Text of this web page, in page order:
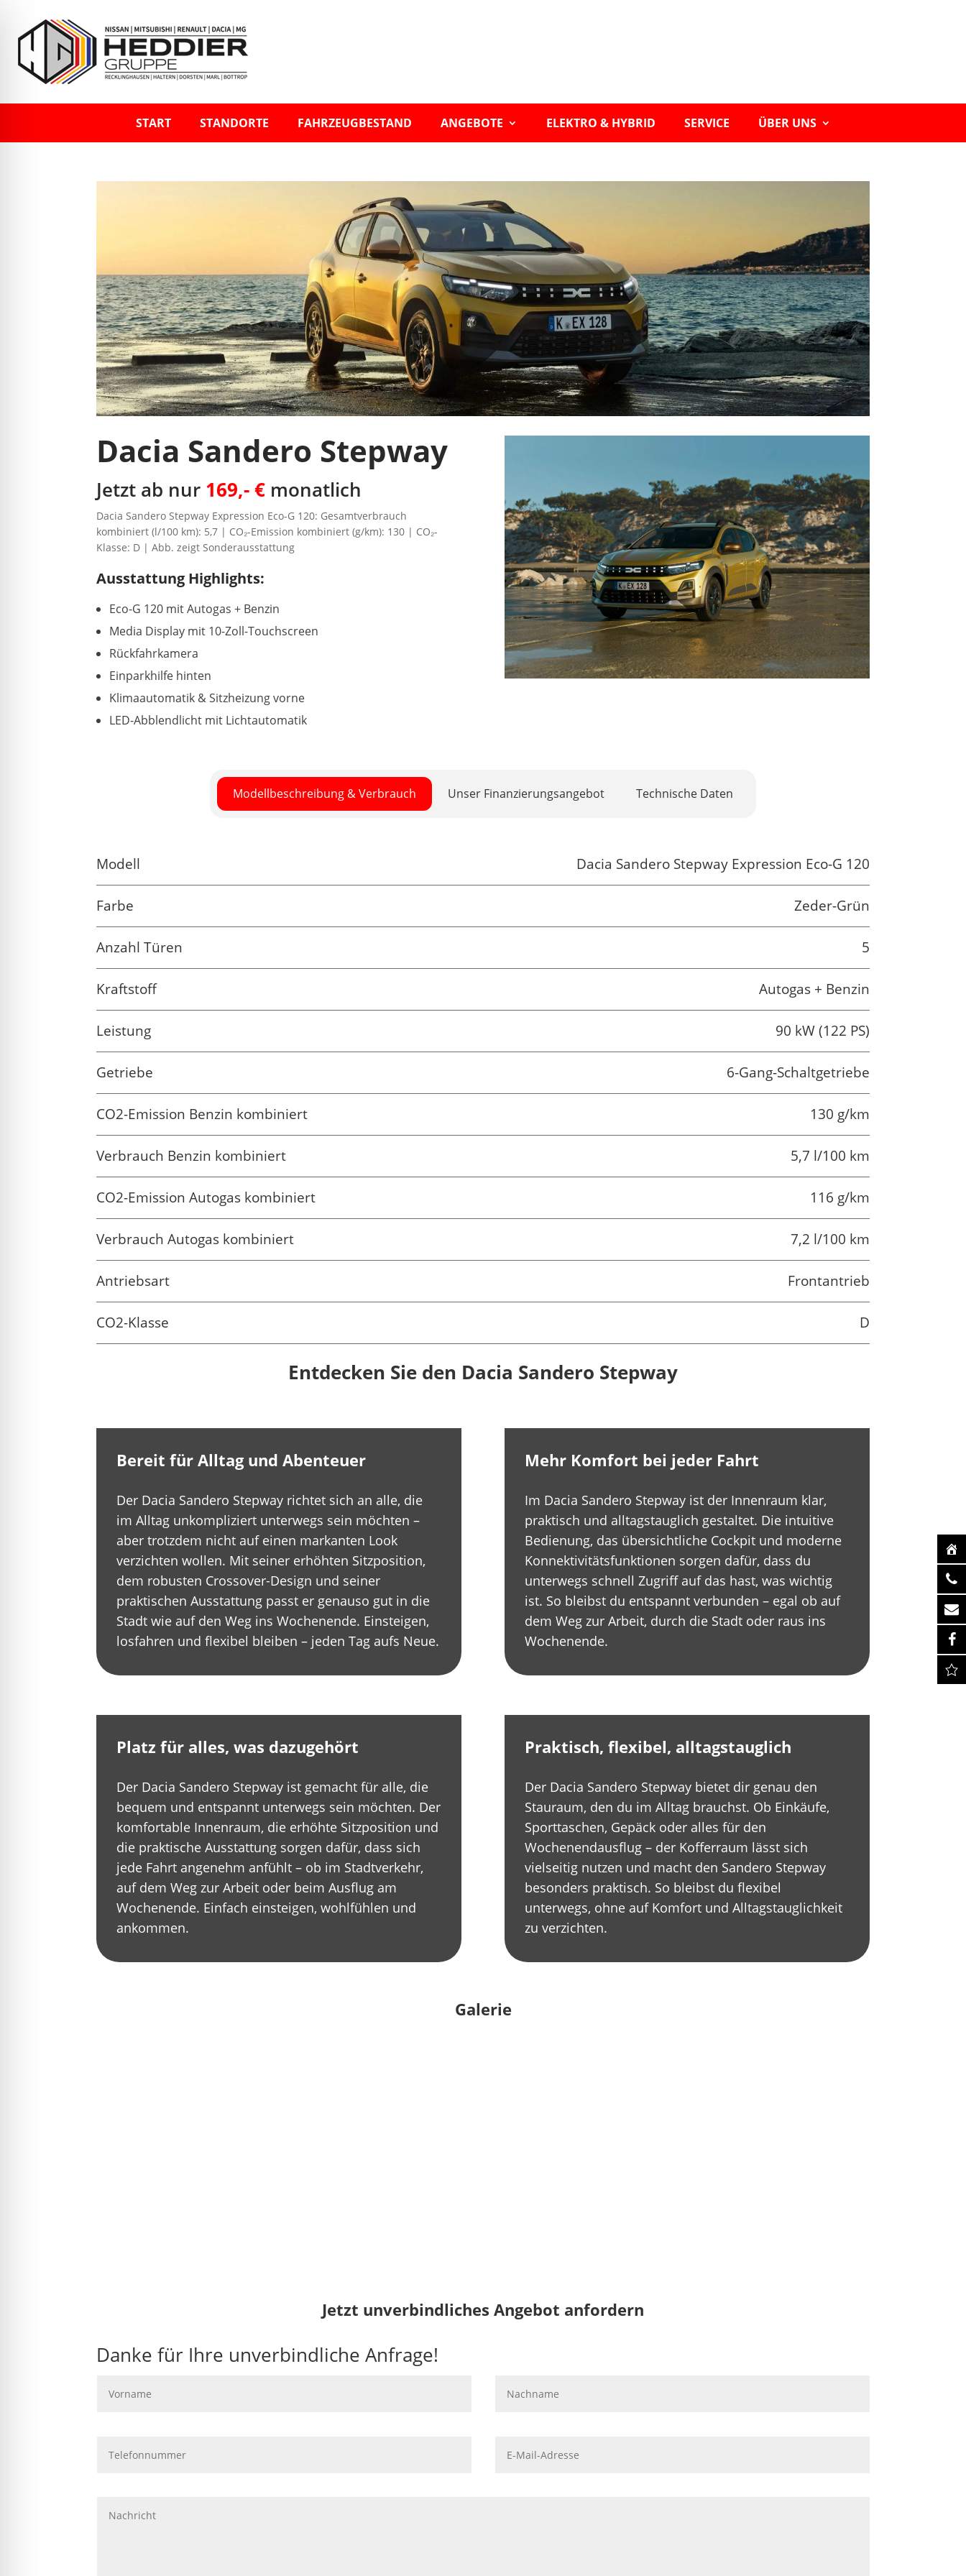
START STANDORTE FAHRZEUGBESTAND ANGEBOTE ELEKTRO & HYBRID SERVICE ÜBER UNS
Dacia Sandero Stepway
Jetzt ab nur 169,- € monatlich
Dacia Sandero Stepway Expression Eco-G 120: Gesamtverbrauch
kombiniert (l/100 km): 5,7 | CO₂-Emission kombiniert (g/km): 130 | CO₂-
Klasse: D | Abb. zeigt Sonderausstattung
Ausstattung Highlights:
Eco-G 120 mit Autogas + Benzin
Media Display mit 10-Zoll-Touchscreen
Rückfahrkamera
Einparkhilfe hinten
Klimaautomatik & Sitzheizung vorne
LED-Abblendlicht mit Lichtautomatik
Modellbeschreibung & Verbrauch Unser Finanzierungsangebot Technische Daten
Modell Dacia Sandero Stepway Expression Eco-G 120
Farbe Zeder-Grün
Anzahl Türen 5
Kraftstoff Autogas + Benzin
Leistung 90 kW (122 PS)
Getriebe 6-Gang-Schaltgetriebe
CO2-Emission Benzin kombiniert 130 g/km
Verbrauch Benzin kombiniert 5,7 l/100 km
CO2-Emission Autogas kombiniert 116 g/km
Verbrauch Autogas kombiniert 7,2 l/100 km
Antriebsart Frontantrieb
CO2-Klasse D
Entdecken Sie den Dacia Sandero Stepway
Bereit für Alltag und Abenteuer
Der Dacia Sandero Stepway richtet sich an alle, die
im Alltag unkompliziert unterwegs sein möchten –
aber trotzdem nicht auf einen markanten Look
verzichten wollen. Mit seiner erhöhten Sitzposition,
dem robusten Crossover-Design und seiner
praktischen Ausstattung passt er genauso gut in die
Stadt wie auf den Weg ins Wochenende. Einsteigen,
losfahren und flexibel bleiben – jeden Tag aufs Neue.
Mehr Komfort bei jeder Fahrt
Im Dacia Sandero Stepway ist der Innenraum klar,
praktisch und alltagstauglich gestaltet. Die intuitive
Bedienung, das übersichtliche Cockpit und moderne
Konnektivitätsfunktionen sorgen dafür, dass du
unterwegs schnell Zugriff auf das hast, was wichtig
ist. So bleibst du entspannt verbunden – egal ob auf
dem Weg zur Arbeit, durch die Stadt oder raus ins
Wochenende.
Platz für alles, was dazugehört
Der Dacia Sandero Stepway ist gemacht für alle, die
bequem und entspannt unterwegs sein möchten. Der
komfortable Innenraum, die erhöhte Sitzposition und
die praktische Ausstattung sorgen dafür, dass sich
jede Fahrt angenehm anfühlt – ob im Stadtverkehr,
auf dem Weg zur Arbeit oder beim Ausflug am
Wochenende. Einfach einsteigen, wohlfühlen und
ankommen.
Praktisch, flexibel, alltagstauglich
Der Dacia Sandero Stepway bietet dir genau den
Stauraum, den du im Alltag brauchst. Ob Einkäufe,
Sporttaschen, Gepäck oder alles für den
Wochenendausflug – der Kofferraum lässt sich
vielseitig nutzen und macht den Sandero Stepway
besonders praktisch. So bleibst du flexibel
unterwegs, ohne auf Komfort und Alltagstauglichkeit
zu verzichten.
Galerie
Jetzt unverbindliches Angebot anfordern
Danke für Ihre unverbindliche Anfrage!